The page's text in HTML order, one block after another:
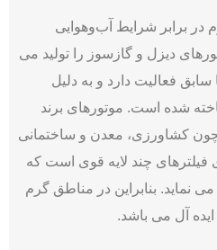
در برابر شرایط آب‌وهوایی
دیزل و گازسوز را تولید می
سابق فعالیت دارد و به دلیل
شده است. موتورهای برند
کشاورزی، معدن و ساختمانی
فیلترهای چند لایه قوی است که
نماید. بنابراین در مناطق گرم
آل می باشد.